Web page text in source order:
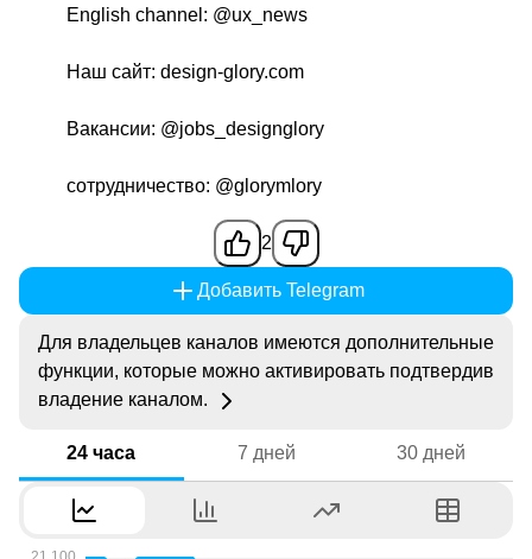
English channel: @ux_news
Наш сайт: design-glory.com
Вакансии: @jobs_designglory
сотрудничество: @glorymlory
2
Добавить Telegram
Для владельцев каналов имеются дополнительные
функции, которые можно активировать подтвердив
владение каналом.
24 часа 7 дней 30 дней